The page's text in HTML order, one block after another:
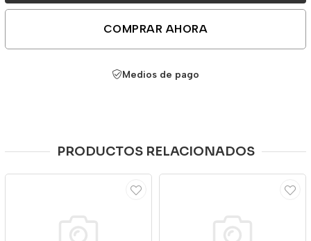
COMPRAR AHORA
Medios de pago
PRODUCTOS RELACIONADOS